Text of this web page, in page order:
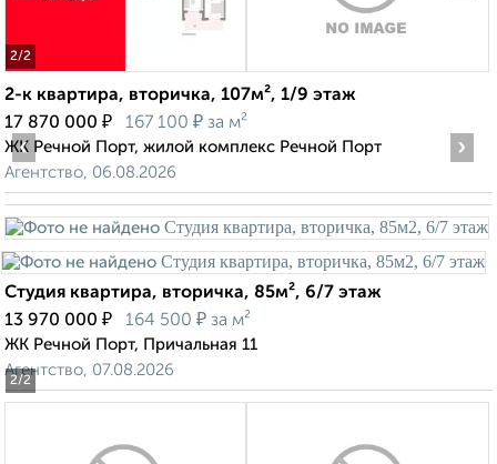
2/2
2-к квартира, вторичка, 107м², 1/9 этаж
17 870 000 ₽ 167 100 ₽ за м²
ЖК Речной Порт, жилой комплекс Речной Порт
Агентство, 06.08.2026
2/2
‹ ›
Студия квартира, вторичка, 85м², 6/7 этаж
13 970 000 ₽ 164 500 ₽ за м²
ЖК Речной Порт, Причальная 11
Агентство, 07.08.2026